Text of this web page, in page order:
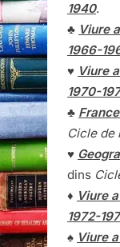
1940.
♣ Viure
1966-
♥ Viure
1970-
♣
Cicle de
♥
dins
♦ Viure
1972-
♠ Viure